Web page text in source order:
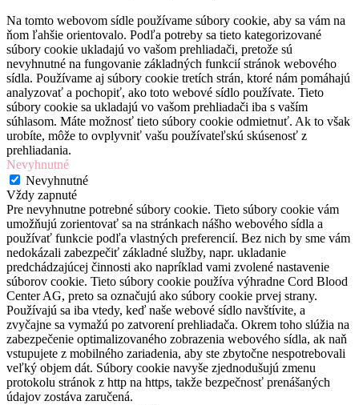
Na tomto webovom sídle používame súbory cookie, aby sa vám na
ňom ľahšie orientovalo. Podľa potreby sa tieto kategorizované
súbory cookie ukladajú vo vašom prehliadači, pretože sú
nevyhnutné na fungovanie základných funkcií stránok webového
sídla. Používame aj súbory cookie tretích strán, ktoré nám pomáhajú
analyzovať a pochopiť, ako toto webové sídlo používate. Tieto
súbory cookie sa ukladajú vo vašom prehliadači iba s vaším
súhlasom. Máte možnosť tieto súbory cookie odmietnuť. Ak to však
urobíte, môže to ovplyvniť vašu používateľskú skúsenosť z
prehliadania.
Nevyhnutné
Nevyhnutné
Vždy zapnuté
Pre nevyhnutne potrebné súbory cookie. Tieto súbory cookie vám
umožňujú zorientovať sa na stránkach nášho webového sídla a
používať funkcie podľa vlastných preferencií. Bez nich by sme vám
nedokázali zabezpečiť základné služby, napr. ukladanie
predchádzajúcej činnosti ako napríklad vami zvolené nastavenie
súborov cookie. Tieto súbory cookie používa výhradne Cord Blood
Center AG, preto sa označujú ako súbory cookie prvej strany.
Používajú sa iba vtedy, keď naše webové sídlo navštívite, a
zvyčajne sa vymažú po zatvorení prehliadača. Okrem toho slúžia na
zabezpečenie optimalizovaného zobrazenia webového sídla, ak naň
vstupujete z mobilného zariadenia, aby ste zbytočne nespotrebovali
veľký objem dát. Súbory cookie navyše zjednodušujú zmenu
protokolu stránok z http na https, takže bezpečnosť prenášaných
údajov zostáva zaručená.